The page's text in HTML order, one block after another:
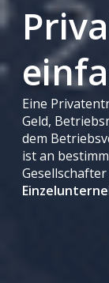
Eine
Geld,
dem
ist an